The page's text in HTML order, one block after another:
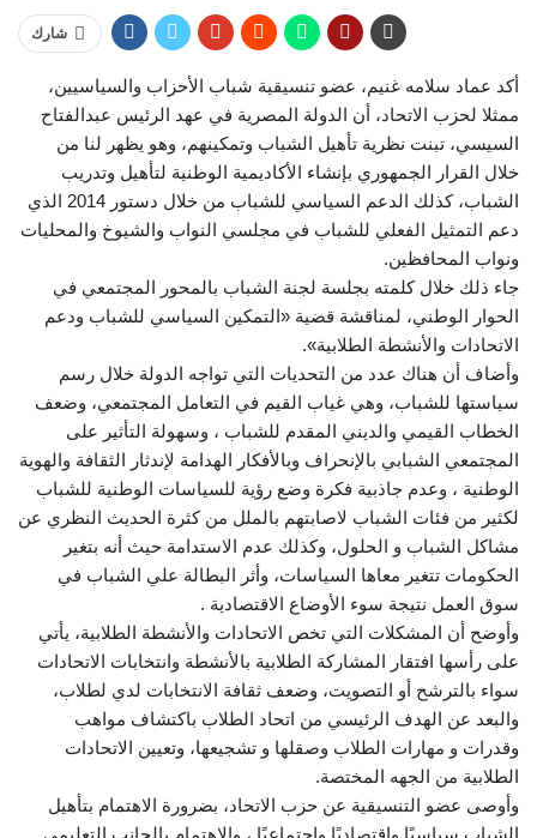
شارك
أكد عماد سلامه غنيم، عضو تنسيقية شباب الأحزاب والسياسيين،
ممثلا لحزب الاتحاد، أن الدولة المصرية في عهد الرئيس عبدالفتاح
السيسي، تبنت نظرية تأهيل الشباب وتمكينهم، وهو يظهر لنا من
خلال القرار الجمهوري بإنشاء الأكاديمية الوطنية لتأهيل وتدريب
الشباب، كذلك الدعم السياسي للشباب من خلال دستور 2014 الذي
دعم التمثيل الفعلي للشباب في مجلسي النواب والشيوخ والمحليات
ونواب المحافظين.
جاء ذلك خلال كلمته بجلسة لجنة الشباب بالمحور المجتمعي في
الحوار الوطني، لمناقشة قضية «التمكين السياسي للشباب ودعم
الاتحادات والأنشطة الطلابية».
وأضاف أن هناك عدد من التحديات التي تواجه الدولة خلال رسم
سياستها للشباب، وهي غياب القيم في التعامل المجتمعي، وضعف
الخطاب القيمي والديني المقدم للشباب ، وسهولة التأثير على
المجتمعي الشبابي بالإنحراف وبالأفكار الهدامة لإندثار الثقافة والهوية
الوطنية ، وعدم جاذبية فكرة وضع رؤية للسياسات الوطنية للشباب
لكثير من فئات الشباب لاصابتهم بالملل من كثرة الحديث النظري عن
مشاكل الشباب و الحلول، وكذلك عدم الاستدامة حيث أنه بتغير
الحكومات تتغير معاها السياسات، وأثر البطالة علي الشباب في
سوق العمل نتيجة سوء الأوضاع الاقتصادية .
وأوضح أن المشكلات التي تخص الاتحادات والأنشطة الطلابية، يأتي
على رأسها افتقار المشاركة الطلابية بالأنشطة وانتخابات الاتحادات
سواء بالترشح أو التصويت، وضعف ثقافة الانتخابات لدي لطلاب،
والبعد عن الهدف الرئيسي من اتحاد الطلاب باكتشاف مواهب
وقدرات و مهارات الطلاب وصقلها و تشجيعها، وتعيين الاتحادات
الطلابية من الجهه المختصة.
وأوصى عضو التنسيقية عن حزب الاتحاد، بضرورة الاهتمام بتأهيل